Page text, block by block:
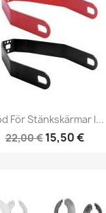
För Stänkskärmar I...
22,00 € 15,50 €